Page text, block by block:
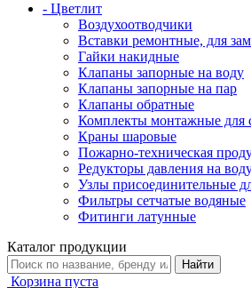
- Цветлит
Воздухоотводчики
Вставки ремонтные, для
Гайки накидные
Клапаны запорные на воду
Клапаны запорные на пар
Клапаны обратные
Комплекты монтажные для
Краны шаровые
Пожарно-техническая
Редукторы давления на
Узлы присоединительные
Фильтры сетчатые водяные
Фитинги латунные
Каталог продукции
Корзина пуста